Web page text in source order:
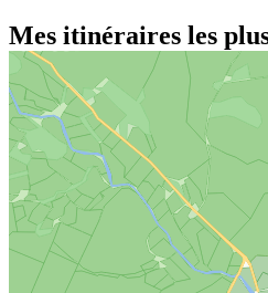
Mes itinéraires les